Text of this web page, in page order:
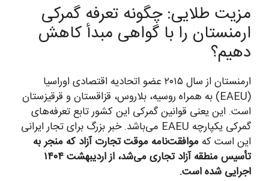
مزیت طلایی: چگونه تعرفه گمرکی
ارمنستان را با گواهی مبدأ کاهش
دهیم؟
ارمنستان از سال ۲۰۱۵ عضو اتحادیه اقتصادی اوراسیا
(EAEU) به همراه روسیه، بلاروس، قزاقستان و قرقیزستان
است. این یعنی قوانین گمرکی این کشور تابع تعرفه‌های
گمرکی یکپارچه EAEU می‌باشد. خبر بزرگ برای تجار ایرانی
این است که موافقت‌نامه موقت تجارت آزاد که منجر به
تأسیس منطقه آزاد تجاری می‌شد، از اردیبهشت ۱۴۰۴
اجرایی شده است.